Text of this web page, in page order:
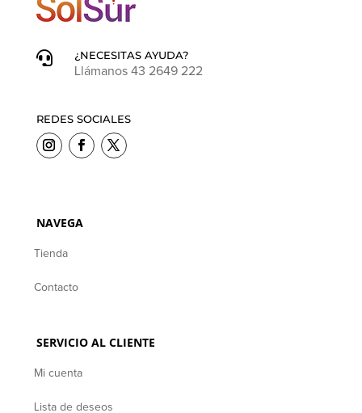

¿NECESITAS AYUDA?
Llámanos 43 2649 222
REDES SOCIALES
NAVEGA
Tienda
Contacto
SERVICIO AL CLIENTE
Mi cuenta
Lista de deseos